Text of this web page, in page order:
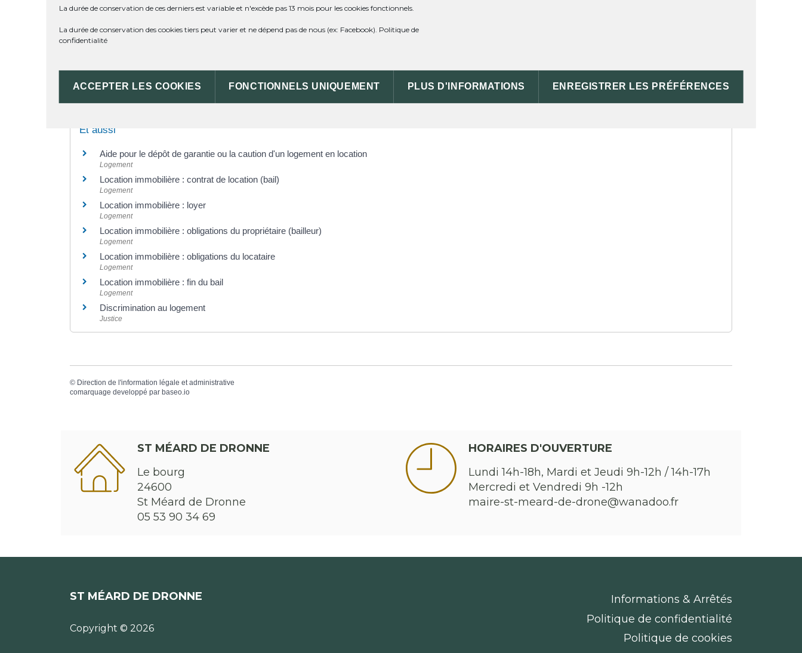
La durée de conservation de ces derniers est variable et n'excède pas 13 mois pour les cookies fonctionnels.
La durée de conservation des cookies tiers peut varier et ne dépend pas de nous (ex: Facebook). Politique de
confidentialité
ACCEPTER LES COOKIES FONCTIONNELS UNIQUEMENT PLUS D'INFORMATIONS ENREGISTRER LES PRÉFÉRENCES
Logement à louer : que doit indiquer l'annonce de l'agence immobilière ?
Logement social ou logement privé : quelles différences pour le locataire ?
Le propriétaire choisit-il librement le locataire en cas de convention Anah ?
Et aussi
Aide pour le dépôt de garantie ou la caution d'un logement en location
Logement
Location immobilière : contrat de location (bail)
Logement
Location immobilière : loyer
Logement
Location immobilière : obligations du propriétaire (bailleur)
Logement
Location immobilière : obligations du locataire
Logement
Location immobilière : fin du bail
Logement
Discrimination au logement
Justice
© Direction de l'information légale et administrative
comarquage developpé par baseo.io
ST MÉARD DE DRONNE
Le bourg
24600
St Méard de Dronne
05 53 90 34 69
HORAIRES D'OUVERTURE
Lundi 14h-18h, Mardi et Jeudi 9h-12h / 14h-17h
Mercredi et Vendredi 9h -12h
maire-st-meard-de-drone@wanadoo.fr
ST MÉARD DE DRONNE
Copyright © 2026
Informations & Arrêtés
Politique de confidentialité
Politique de cookies